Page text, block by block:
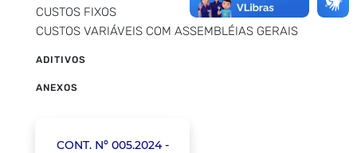
CUSTOS FIXOS
CUSTOS VARIÁVEIS COM ASSEMBLÉIAS GERAIS
ADITIVOS
ANEXOS
CONT. Nº 005.2024 -